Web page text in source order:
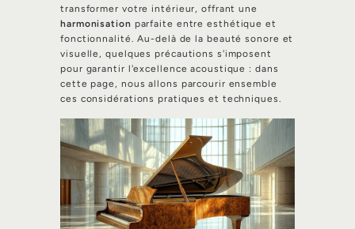
transformer votre intérieur, offrant une
harmonisation parfaite entre esthétique et
fonctionnalité. Au-delà de la beauté sonore et
visuelle, quelques précautions s'imposent
pour garantir l'excellence acoustique : dans
cette page, nous allons parcourir ensemble
ces considérations pratiques et techniques.